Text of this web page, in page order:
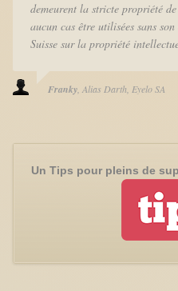
demeurent la stricte propriété
aucun cas être utilisées sans
Suisse sur la propriété
Franky Alias Darth Eyelo SA
Un Tips pour pleins de